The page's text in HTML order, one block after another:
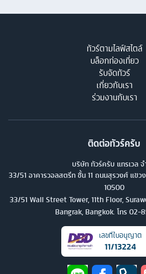
ทัวร์ตามไลฟ์สไตล์
บล็อกท่องเที่ยว
รับจัดทัวร์
เกี่ยวกับเรา
ร่วมงานกับเรา
ติดต่อทัวร์ครับ
บริษัท ทัวร์ครับ แทรเวล
33/51 อาคารวอลสตรีท ชั้น 11 ถนนสุรวงศ์ แข
10500
33/51 Wall Street Tower, 11th Floor,
Bangrak, Bangkok. โทร 02-
เลขที่ใบอนุญาต
11/13224